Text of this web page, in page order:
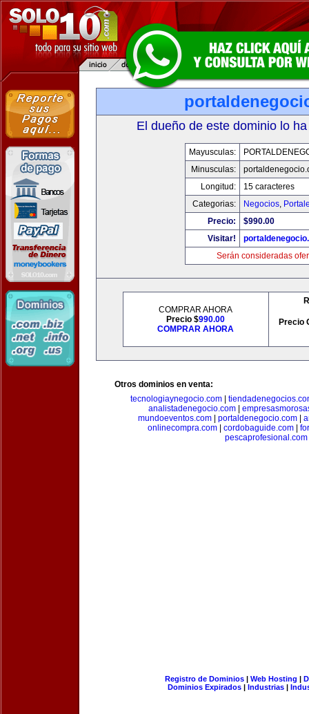
El dueño de este dominio lo
Mayusculas:
Minusculas:
Longitud:
15 caracteres
Categorias:
Negocios,
Precio:
$990.00
Visitar!
Serán consideradas
COMPRAR AHORA
Precio $990.00
COMPRAR AHORA
Precio
Otros dominios en venta:
tecnologiaynegocio.com
analistadenegocio.com
mundoeventos.com| portaldenegocio.com|
onlinecompra.com| cordobaguide.com|
pescaprofesional.com
Registro de Dominios| Web Hosting |
Dominios Expirados | Industrias |